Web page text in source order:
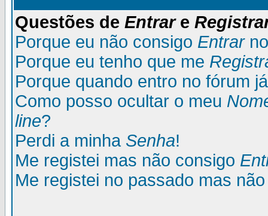
Questões de Entrare
Porque eu não consigo Entrar
Porque eu tenho que me
Porque quando entro no fórum
Como posso ocultar o meu
line?
Perdi a minha Senha!
Me registei mas não consigo
Me registei no passado mas